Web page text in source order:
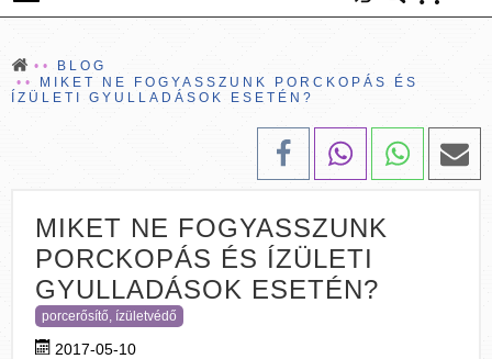
BLOG
MIKET NE FOGYASSZUNK PORCKOPÁS ÉS
ÍZÜLETI GYULLADÁSOK ESETÉN?
MIKET NE FOGYASSZUNK
PORCKOPÁS ÉS ÍZÜLETI
GYULLADÁSOK ESETÉN?
porcerősítő, ízületvédő
2017-05-10